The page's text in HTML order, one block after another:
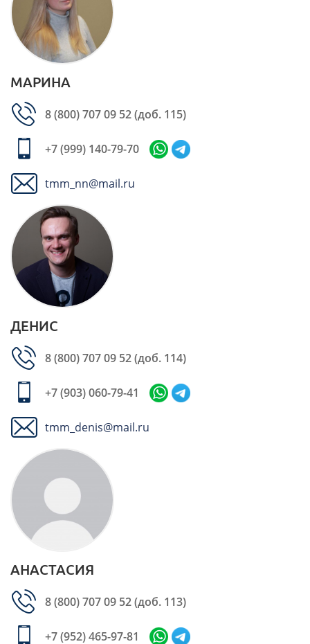
МАРИНА
8 (800) 707 09 52(доб. 115)
+7 (999) 140-79-70
tmm_nn@mail.ru
ДЕНИС
8 (800) 707 09 52(доб. 114)
+7 (903) 060-79-41
tmm_denis@mail.ru
АНАСТАСИЯ
8 (800) 707 09 52(доб. 113)
+7 (952) 465-97-81